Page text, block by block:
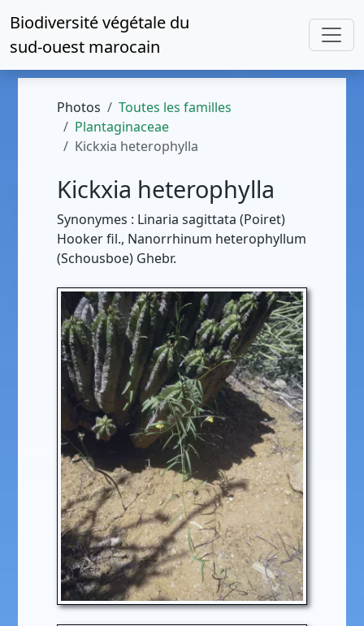
Biodiversité végétale du
sud-ouest marocain
Photos
Toutes les familles
Plantaginaceae
Kickxia heterophylla
Kickxia heterophylla
Synonymes : Linaria sagittata (Poiret)
Hooker fil., Nanorrhinum heterophyllum
(Schousboe) Ghebr.